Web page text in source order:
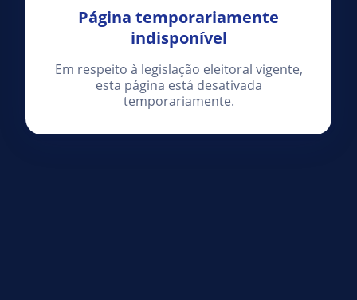
Página temporariamente
indisponível
Em respeito à legislação eleitoral vigente,
esta página está desativada
temporariamente.